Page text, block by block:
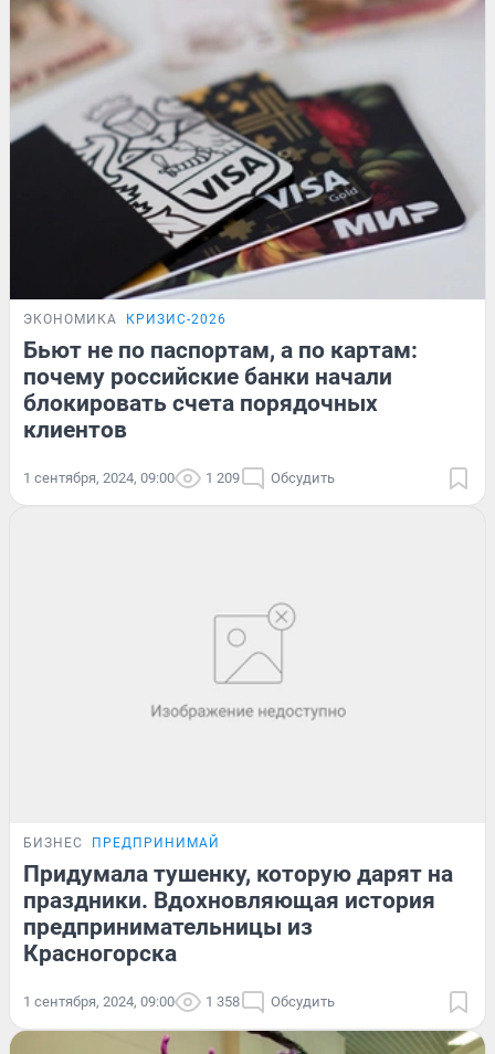
ЭКОНОМИКА КРИЗИС-2026
Бьют не по паспортам, а по картам:
почему российские банки начали
блокировать счета порядочных
клиентов
1 сентября, 2024, 09:00 1 209 Обсудить
БИЗНЕС ПРЕДПРИНИМАЙ
Придумала тушенку, которую дарят на
праздники. Вдохновляющая история
предпринимательницы из
Красногорска
1 сентября, 2024, 09:00 1 358 Обсудить